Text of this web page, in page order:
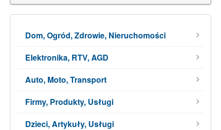
Dom, Ogród, Zdrowie, Nieruchomości
Elektronika, RTV, AGD
Auto, Moto, Transport
Firmy, Produkty, Usługi
Dzieci, Artykuły, Usługi